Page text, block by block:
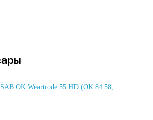
OK Weartrode 55 HD (OK 84.58,